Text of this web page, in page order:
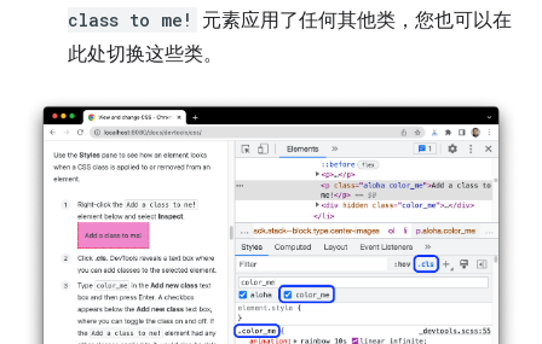
class to me!
元素应用了任何其他类，您也可以在
此处切换这些类。